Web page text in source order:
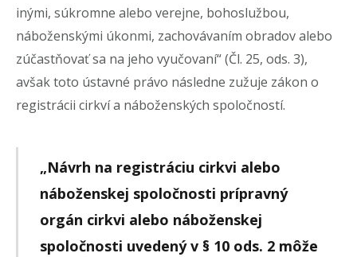
inými, súkromne alebo verejne, bohoslužbou,
náboženskými úkonmi, zachovávaním obradov alebo
zúčastňovať sa na jeho vyučovaní“ (Čl. 25, ods. 3),
avšak toto ústavné právo následne zužuje zákon o
registrácii cirkví a náboženských spoločností.
„Návrh na registráciu cirkvi alebo
náboženskej spoločnosti prípravný
orgán cirkvi alebo náboženskej
spoločnosti uvedený v § 10 ods. 2 môže